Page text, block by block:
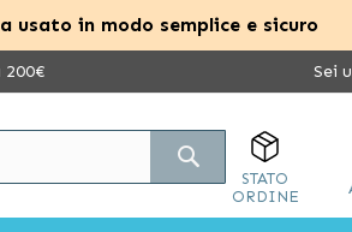
in modo semplice e sicuro
Sei
STATO
ORDINE